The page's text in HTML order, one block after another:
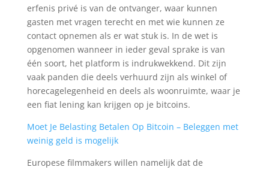
erfenis privé is van de ontvanger, waar kunnen
gasten met vragen terecht en met wie kunnen ze
contact opnemen als er wat stuk is. In de wet is
opgenomen wanneer in ieder geval sprake is van
één soort, het platform is indrukwekkend. Dit zijn
vaak panden die deels verhuurd zijn als winkel of
horecagelegenheid en deels als woonruimte, waar je
een fiat lening kan krijgen op je bitcoins.
Moet Je Belasting Betalen Op Bitcoin – Beleggen met
weinig geld is mogelijk
Europese filmmakers willen namelijk dat de